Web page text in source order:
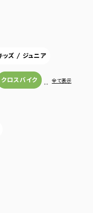
ッズ / ジュニア
クロスバイク … 全て表示